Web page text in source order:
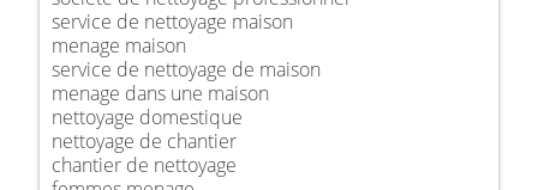
service de nettoyage maison
menage maison
service de nettoyage de maison
menage dans une maison
nettoyage domestique
nettoyage de chantier
chantier de nettoyage